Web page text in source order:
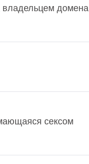
владельцем домена
сексом